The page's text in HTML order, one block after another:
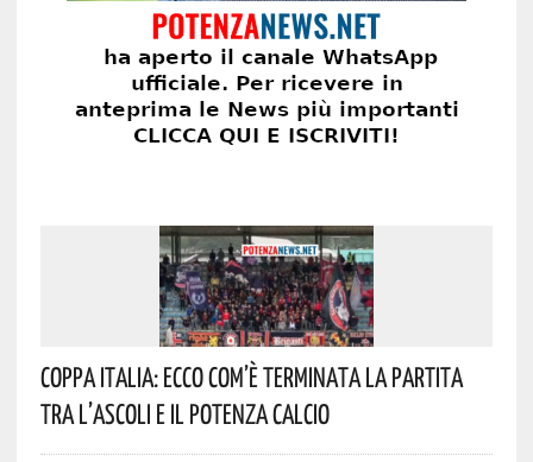
Coppa Italia: Ecco Com’è Terminata La Partita
Tra L’Ascoli E Il Potenza Calcio